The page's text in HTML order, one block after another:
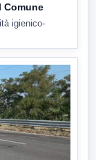
Comune
igienico-